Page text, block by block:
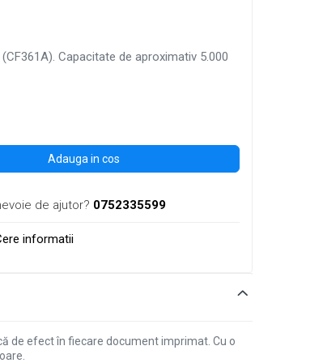
Capacitate de aproximativ 5.000
Adauga in cos
de ajutor? 0752335599
informatii
de efect în fiecare document imprimat. Cu o